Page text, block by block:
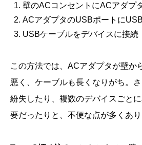
壁のACコンセントにACアダプ
ACアダプタのUSBポートに
USBケーブルをデバイスに接続
この方法では、ACアダプタが壁か
悪く、ケーブルも長くなりがち。
紛失したり、複数のデバイスごと
要だったりと、不便な点が多くあり